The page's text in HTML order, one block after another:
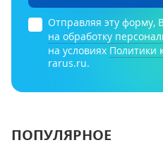
Отправляя эту форму,
на обработку
на условиях Политики
rarus.ru.
ПОПУЛЯРНОЕ